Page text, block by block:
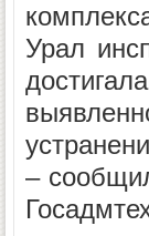
Урал
–